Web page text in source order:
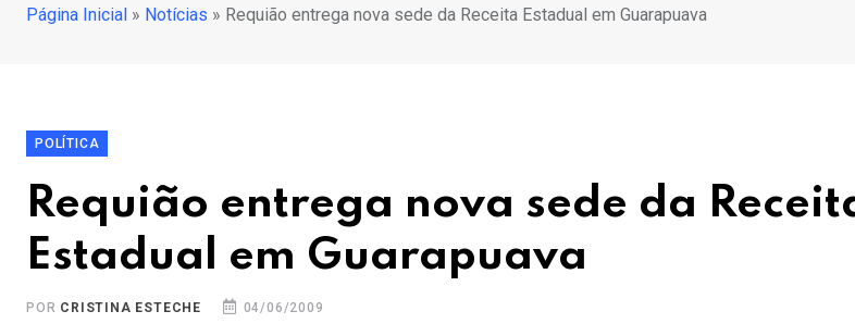
Página Inicial » Notícias » Requião entrega nova sede da Receita Estadual em Guarapuava
POLÍTICA
Requião entrega nova sede da
Estadual em Guarapuava
POR CRISTINA ESTECHE 04/06/2009